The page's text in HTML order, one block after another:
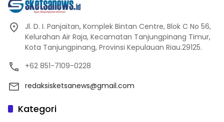
Jl. D. I. Panjaitan, Komplek Bintan Centre, Blok C No 56,
Kelurahan Air Raja, Kecamatan Tanjungpinang Timur,
Kota Tanjungpinang, Provinsi Kepulauan Riau.29125.
+62 851-7109-0228
redaksisketsanews@gmail.com
Kategori